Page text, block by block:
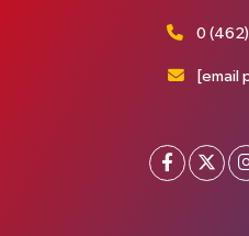
0
[email